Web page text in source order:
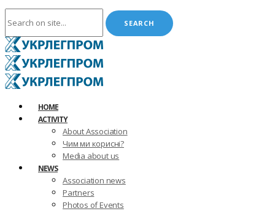
HOME
ACTIVITY
About Association
Чим ми корисні?
Media about us
NEWS
Association news
Partners
Photos of Events